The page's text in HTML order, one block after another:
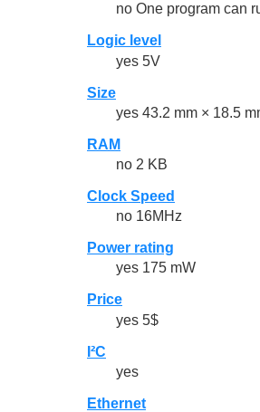
no One program can
Logic level
yes 5V
Size
yes 43.2 mm × 18.5
RAM
no 2 KB
Clock Speed
no 16MHz
Power rating
yes 175 mW
Price
yes 5$
I²C
yes
Ethernet